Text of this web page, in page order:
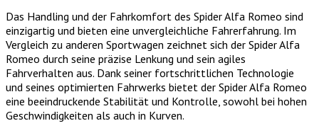
Das Handling und der Fahrkomfort des Spider Alfa Romeo sind
einzigartig und bieten eine unvergleichliche Fahrerfahrung. Im
Vergleich zu anderen Sportwagen zeichnet sich der Spider Alfa
Romeo durch seine präzise Lenkung und sein agiles
Fahrverhalten aus. Dank seiner fortschrittlichen Technologie
und seines optimierten Fahrwerks bietet der Spider Alfa Romeo
eine beeindruckende Stabilität und Kontrolle, sowohl bei hohen
Geschwindigkeiten als auch in Kurven.